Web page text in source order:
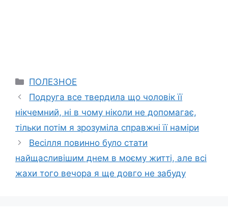
Categories
ПОЛЕЗНОЕ
Подруга все твердила що чоловік її
нікчемний, ні в чому ніколи не допомагає,
тільки потім я зрозуміла справжні її наміри
Весілля повинно було стати
найщасливішим днем в моєму житті, але всі
жахи того вечора я ще довго не забуду